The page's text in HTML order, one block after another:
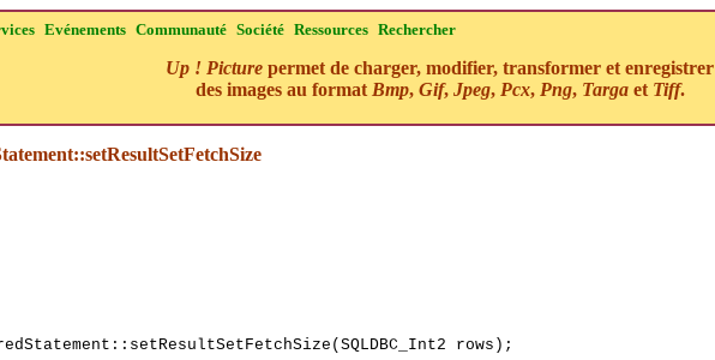
Evénements Communauté Société Ressources Rechercher
Up ! Picture permet de charger, modifier, transformer et enregistrer
des images au format Bmp, Gif, Jpeg, Pcx, Png, Targaet Tiff.
rows);